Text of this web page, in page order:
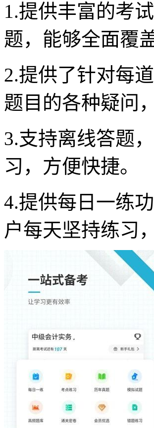
1.提供丰富的考
题，能够全面覆
2.提供了针对每
题目的各种疑问
3.支持离线答题
习，方便快捷。
4.提供每日一练
户每天坚持练习